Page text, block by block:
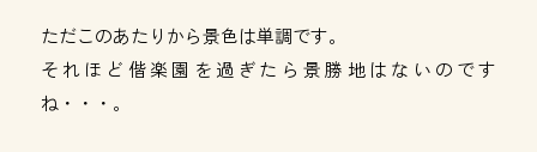
ただこのあたりから景色は単調です。
それほど偕楽園を過ぎたら景勝地はないのです
ね・・・。